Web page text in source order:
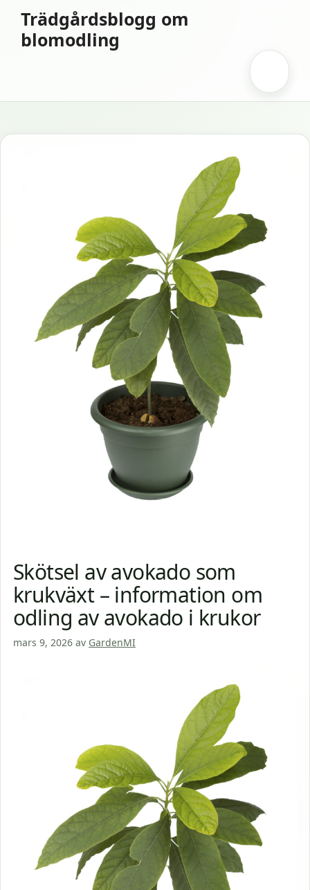
innehåll
Trädgårdsblogg om
blomodling
Skötsel av avokado som
krukväxt – information om
odling av avokado i krukor
mars 9, 2026 av GardenMI